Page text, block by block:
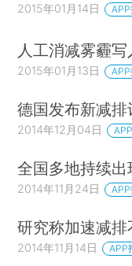
2015年01月14日
人工消减雾霾
2015年01月13日
德国发布新减
2014年12月04日
全国多地持续
2014年11月24日
研究称加速减
2014年11月14日 APP